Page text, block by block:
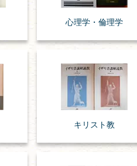
心理学・倫理学
キリスト教